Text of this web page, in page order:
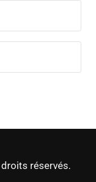
réservés.